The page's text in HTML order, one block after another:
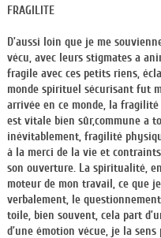
FRAGILITE
D’aussi loin que je me
vécu, avec leurs stigmates a
fragile avec ces petits riens,
monde spirituel sécurisant fut
arrivée en ce monde, la
est vitale bien sûr,commune a
inévitablement, fragilité
à la merci de la vie et
son ouverture. La spiritualité,
moteur de mon travail, ce que
verbalement, le
toile, bien souvent, cela part
d’une émotion vécue, je la sens